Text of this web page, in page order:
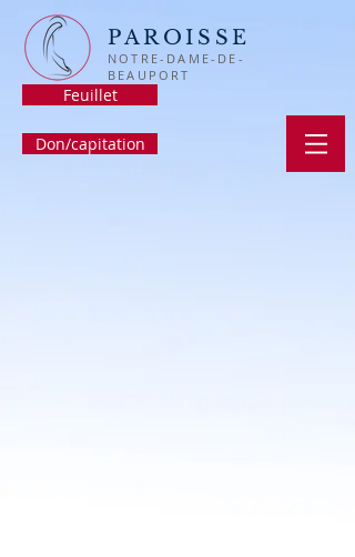
PAROISSE
NOTRE-DAME-DE-
BEAUPORT
Feuillet
Don/capitation